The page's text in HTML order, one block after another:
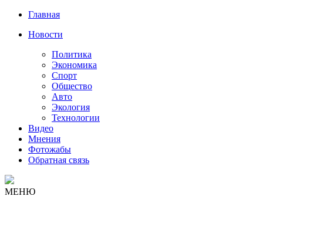
Главная
Новости
Политика
Экономика
Спорт
Общество
Авто
Экология
Технологии
Видео
Мнения
Фотожабы
Обратная связь
МЕНЮ